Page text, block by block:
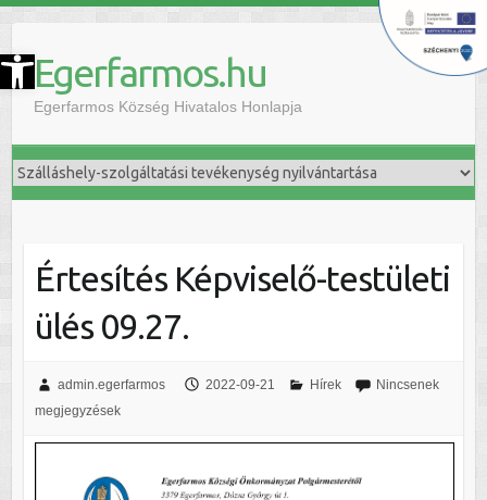
Eszköztár megnyitása Egerfarmos.hu
Egerfarmos Község Hivatalos Honlapja
Értesítés Képviselő-testületi
ülés 09.27.
admin.egerfarmos 2022-09-21 Hírek
Nincsenek
megjegyzések